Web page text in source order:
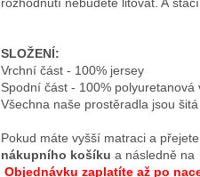
SLOŽENÍ:
Vrchní část - 100% jersey
Spodní část - 100% polyuretanová
Všechna naše prostěradla jsou
Pokud máte vyšší matraci a
nákupního košíku a následně na
Objednávku zaplatíte až po